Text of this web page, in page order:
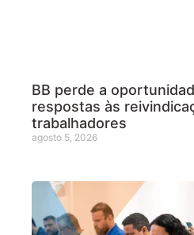
BB perde a
respostas às
trabalhadores
agosto 5, 2026